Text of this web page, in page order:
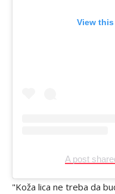
View
A post
"Koža lica ne treba da